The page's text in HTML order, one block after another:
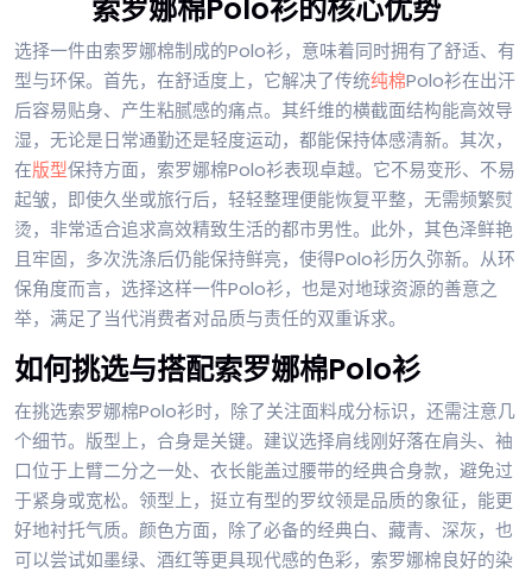
索罗娜棉Polo衫的核心优势
选择一件由索罗娜棉制成的Polo衫，意味着同时拥有了舒适、有
型与环保。首先，在舒适度上，它解决了传统纯棉Polo衫在出汗
后容易贴身、产生粘腻感的痛点。其纤维的横截面结构能高效导
湿，无论是日常通勤还是轻度运动，都能保持体感清新。其次，
在版型保持方面，索罗娜棉Polo衫表现卓越。它不易变形、不易
起皱，即使久坐或旅行后，轻轻整理便能恢复平整，无需频繁熨
烫，非常适合追求高效精致生活的都市男性。此外，其色泽鲜艳
且牢固，多次洗涤后仍能保持鲜亮，使得Polo衫历久弥新。从环
保角度而言，选择这样一件Polo衫，也是对地球资源的善意之
举，满足了当代消费者对品质与责任的双重诉求。
如何挑选与搭配索罗娜棉Polo衫
在挑选索罗娜棉Polo衫时，除了关注面料成分标识，还需注意几
个细节。版型上，合身是关键。建议选择肩线刚好落在肩头、袖
口位于上臂二分之一处、衣长能盖过腰带的经典合身款，避免过
于紧身或宽松。领型上，挺立有型的罗纹领是品质的象征，能更
好地衬托气质。颜色方面，除了必备的经典白、藏青、深灰，也
可以尝试如墨绿、酒红等更具现代感的色彩，索罗娜棉良好的染